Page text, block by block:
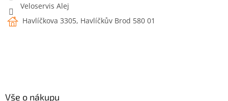
Veloservis Alej
Havlíčkova 3305, Havlíčkův Brod 580 01
Vše o nákupu